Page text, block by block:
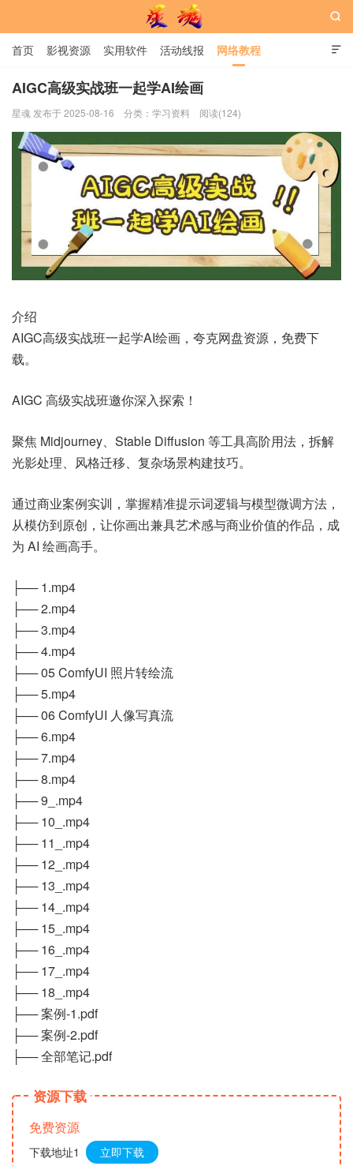
星魂网

首页 影视资源 实用软件 活动线报 网络教程
用户中心 书籍 娱乐

AIGC高级实战班一起学AI绘画
星魂 发布于 2025-08-16 分类： 学习资料 阅读(124)
介绍
AIGC高级实战班一起学AI绘画，夸克网盘资源，免费下
载。
AIGC 高级实战班邀你深入探索！
聚焦 Midjourney、Stable Diffusion 等工具高阶用法，拆解
光影处理、风格迁移、复杂场景构建技巧。
通过商业案例实训，掌握精准提示词逻辑与模型微调方法，
从模仿到原创，让你画出兼具艺术感与商业价值的作品，成
为 AI 绘画高手。
├── 1.mp4
├── 2.mp4
├── 3.mp4
├── 4.mp4
├── 05 ComfyUI 照片转绘流
├── 5.mp4
├── 06 ComfyUI 人像写真流
├── 6.mp4
├── 7.mp4
├── 8.mp4
├── 9_.mp4
├── 10_.mp4
├── 11_.mp4
├── 12_.mp4
├── 13_.mp4
├── 14_.mp4
├── 15_.mp4
├── 16_.mp4
├── 17_.mp4
├── 18_.mp4
├── 案例-1.pdf
├── 案例-2.pdf
├── 全部笔记.pdf
资源下载
免费资源
下载地址1 立即下载